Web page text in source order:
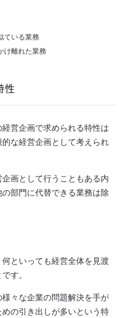
ている業務
け離れた業務
性
営企画で求められる特性は
な経営企画として考えられ
画として行うこともある内
部門に代替できる業務は除
といっても経営全体を見渡
す。
々な企業の問題解決を手が
の引き出しが多いという特